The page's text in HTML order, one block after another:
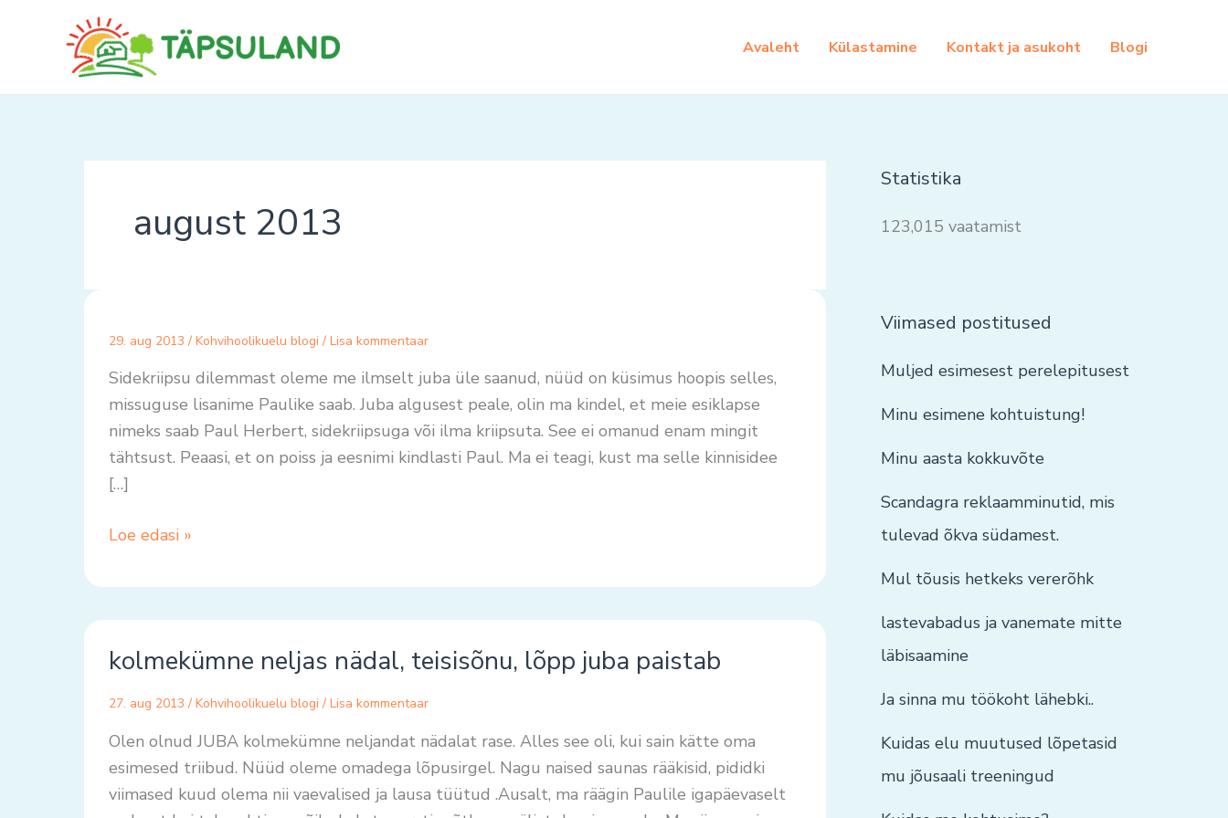
Avaleht Külastamine Kontakt ja asukoht Blogi
august 2013
29. aug 2013 / Kohvihoolikuelu blogi / Lisa kommentaar
Sidekriipsu dilemmast oleme me ilmselt juba üle saanud, nüüd on küsimus hoopis selles,
missuguse lisanime Paulike saab. Juba algusest peale, olin ma kindel, et meie esiklapse
nimeks saab Paul Herbert, sidekriipsuga või ilma kriipsuta. See ei omanud enam mingit
tähtsust. Peaasi, et on poiss ja eesnimi kindlasti Paul. Ma ei teagi, kust ma selle kinnisidee
[…]
Loe edasi »
kolmekümne neljas nädal, teisisõnu, lõpp juba paistab
27. aug 2013 / Kohvihoolikuelu blogi / Lisa kommentaar
Olen olnud JUBA kolmekümne neljandat nädalat rase. Alles see oli, kui sain kätte oma
esimesed triibud. Nüüd oleme omadega lõpusirgel. Nagu naised saunas rääkisid, pididki
viimased kuud olema nii vaevalised ja lausa tüütud .Ausalt, ma räägin Paulile igapäevaselt
neljas
teisisõnu,
lõpp
juba
paistab
Statistika
123,015 vaatamist
Viimased postitused
Muljed esimesest perelepitusest
Minu esimene kohtuistung!
Minu aasta kokkuvõte
Scandagra reklaamminutid, mis
tulevad õkva südamest.
Mul tõusis hetkeks vererõhk
lastevabadus ja vanemate mitte
läbisaamine
Ja sinna mu töökoht lähebki..
Kuidas elu muutused lõpetasid
mu jõusaali treeningud